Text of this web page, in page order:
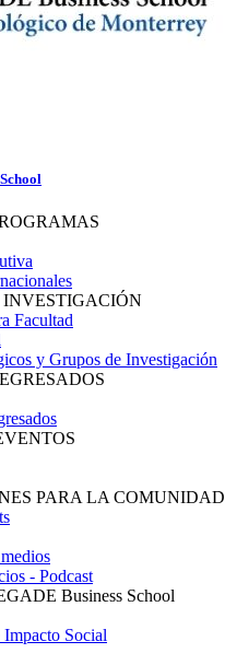
Facultad
y Grupos de Investigación
PARA LA COMUNIDAD
- Podcast
Business School
Social